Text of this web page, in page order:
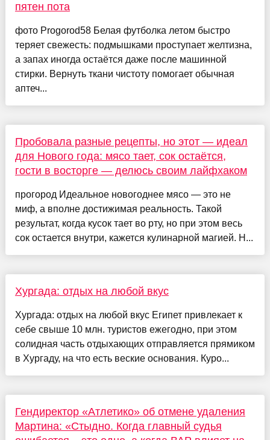
пятен пота
фото Progorod58 Белая футболка летом быстро
теряет свежесть: подмышками проступает желтизна,
а запах иногда остаётся даже после машинной
стирки. Вернуть ткани чистоту помогает обычная
аптеч...
Пробовала разные рецепты, но этот — идеал
для Нового года: мясо тает, сок остаётся,
гости в восторге — делюсь своим лайфхаком
прогород Идеальное новогоднее мясо — это не
миф, а вполне достижимая реальность. Такой
результат, когда кусок тает во рту, но при этом весь
сок остается внутри, кажется кулинарной магией. Н...
Хургада: отдых на любой вкус
Хургада: отдых на любой вкус Египет привлекает к
себе свыше 10 млн. туристов ежегодно, при этом
солидная часть отдыхающих отправляется прямиком
в Хургаду, на что есть веские основания. Куро...
Гендиректор «Атлетико» об отмене удаления
Мартина: «Стыдно. Когда главный судья